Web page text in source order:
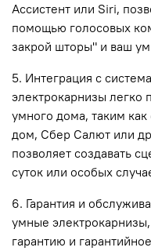
Ассистент или Siri,
помощью голосовых
закрой шторы" и ваш
5. Интеграция с
электрокарнизы легко
умного дома, таким
дом, Сбер Салют или
позволяет создавать
суток или особых
6. Гарантия и
умные
гарантию и